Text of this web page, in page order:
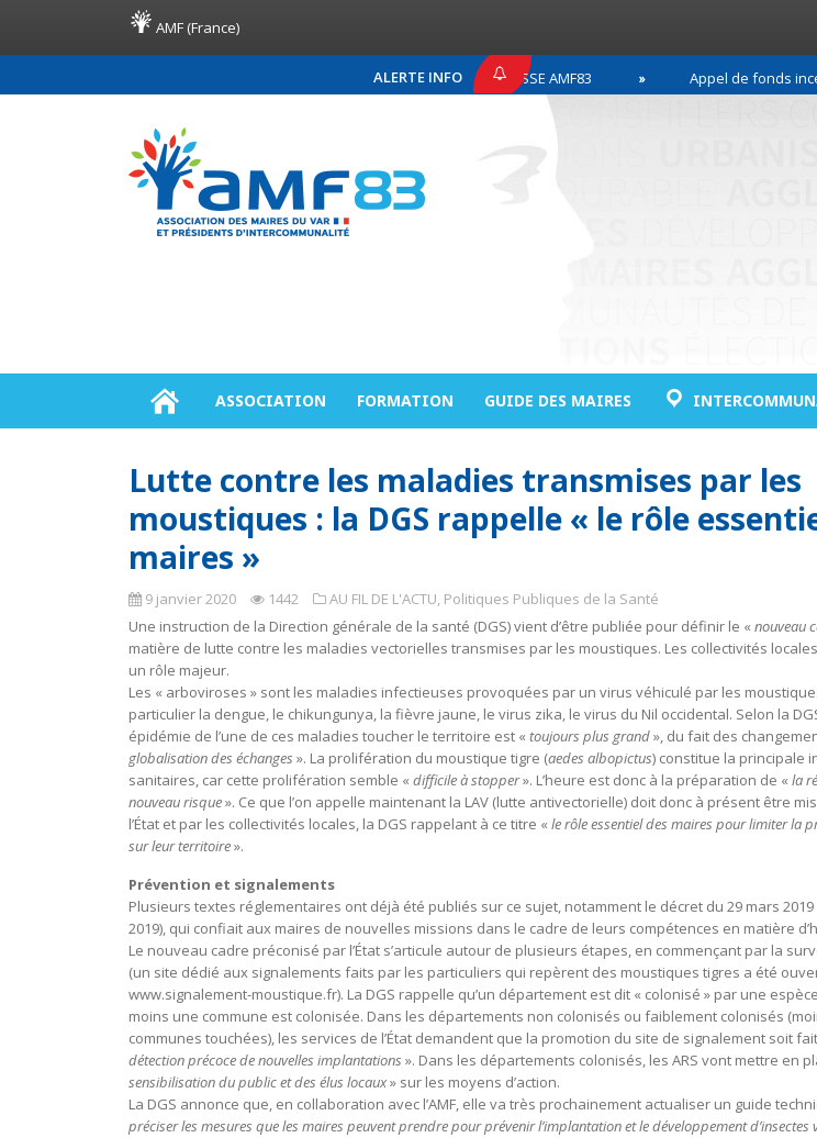
AMF (France)
ALERTE INFO
COMMUNIQUÉ DE PRESSE AMF83 Appel de fonds
ASSOCIATION FORMATION GUIDE DES MAIRES
Lutte contre les maladies transmises par les
moustiques : la DGS rappelle « le rôle
maires »
9 janvier 2020 1442 AU FIL DE L'ACTU, Politiques Publiques de la Santé
Une instruction de la Direction générale de la santé (DGS) vient d’être publiée pour définir le « nouveau
matière de lutte contre les maladies vectorielles transmises par les moustiques. Les collectivités
un rôle majeur.
Les « arboviroses » sont les maladies infectieuses provoquées par un virus véhiculé par les
particulier la dengue, le chikungunya, la fièvre jaune, le virus zika, le virus du Nil occidental. Selon la
épidémie de l’une de ces maladies toucher le territoire est « toujours plus grand», du fait des
globalisation des échanges ». La prolifération du moustique tigre (aedes albopictus) constitue la principale
sanitaires, car cette prolifération semble « difficile à stopper». L’heure est donc à la préparation de « la
nouveau risque». Ce que l’on appelle maintenant la LAV (lutte antivectorielle) doit donc à présent être
l’État et par les collectivités locales, la DGS rappelant à ce titre « le rôle essentiel des maires pour limiter la
sur leur territoire».
Prévention et signalements
Plusieurs textes réglementaires ont déjà été publiés sur ce sujet, notamment le décret du 29 mars 2019
2019), qui confiait aux maires de nouvelles missions dans le cadre de leurs compétences en matière
Le nouveau cadre préconisé par l’État s’articule autour de plusieurs étapes, en commençant par la
(un site dédié aux signalements faits par les particuliers qui repèrent des moustiques tigres a été
www.signalement-moustique.fr). La DGS rappelle qu’un département est dit « colonisé » par une
moins une commune est colonisée. Dans les départements non colonisés ou faiblement colonisés
communes touchées), les services de l’État demandent que la promotion du site de signalement soit
détection précoce de nouvelles implantations ». Dans les départements colonisés, les ARS vont mettre en
sensibilisation du public et des élus locaux» sur les moyens d’action.
La DGS annonce que, en collaboration avec l’AMF, elle va très prochainement actualiser un guide
préciser les mesures que les maires peuvent prendre pour prévenir l’implantation et le développement d’insectes